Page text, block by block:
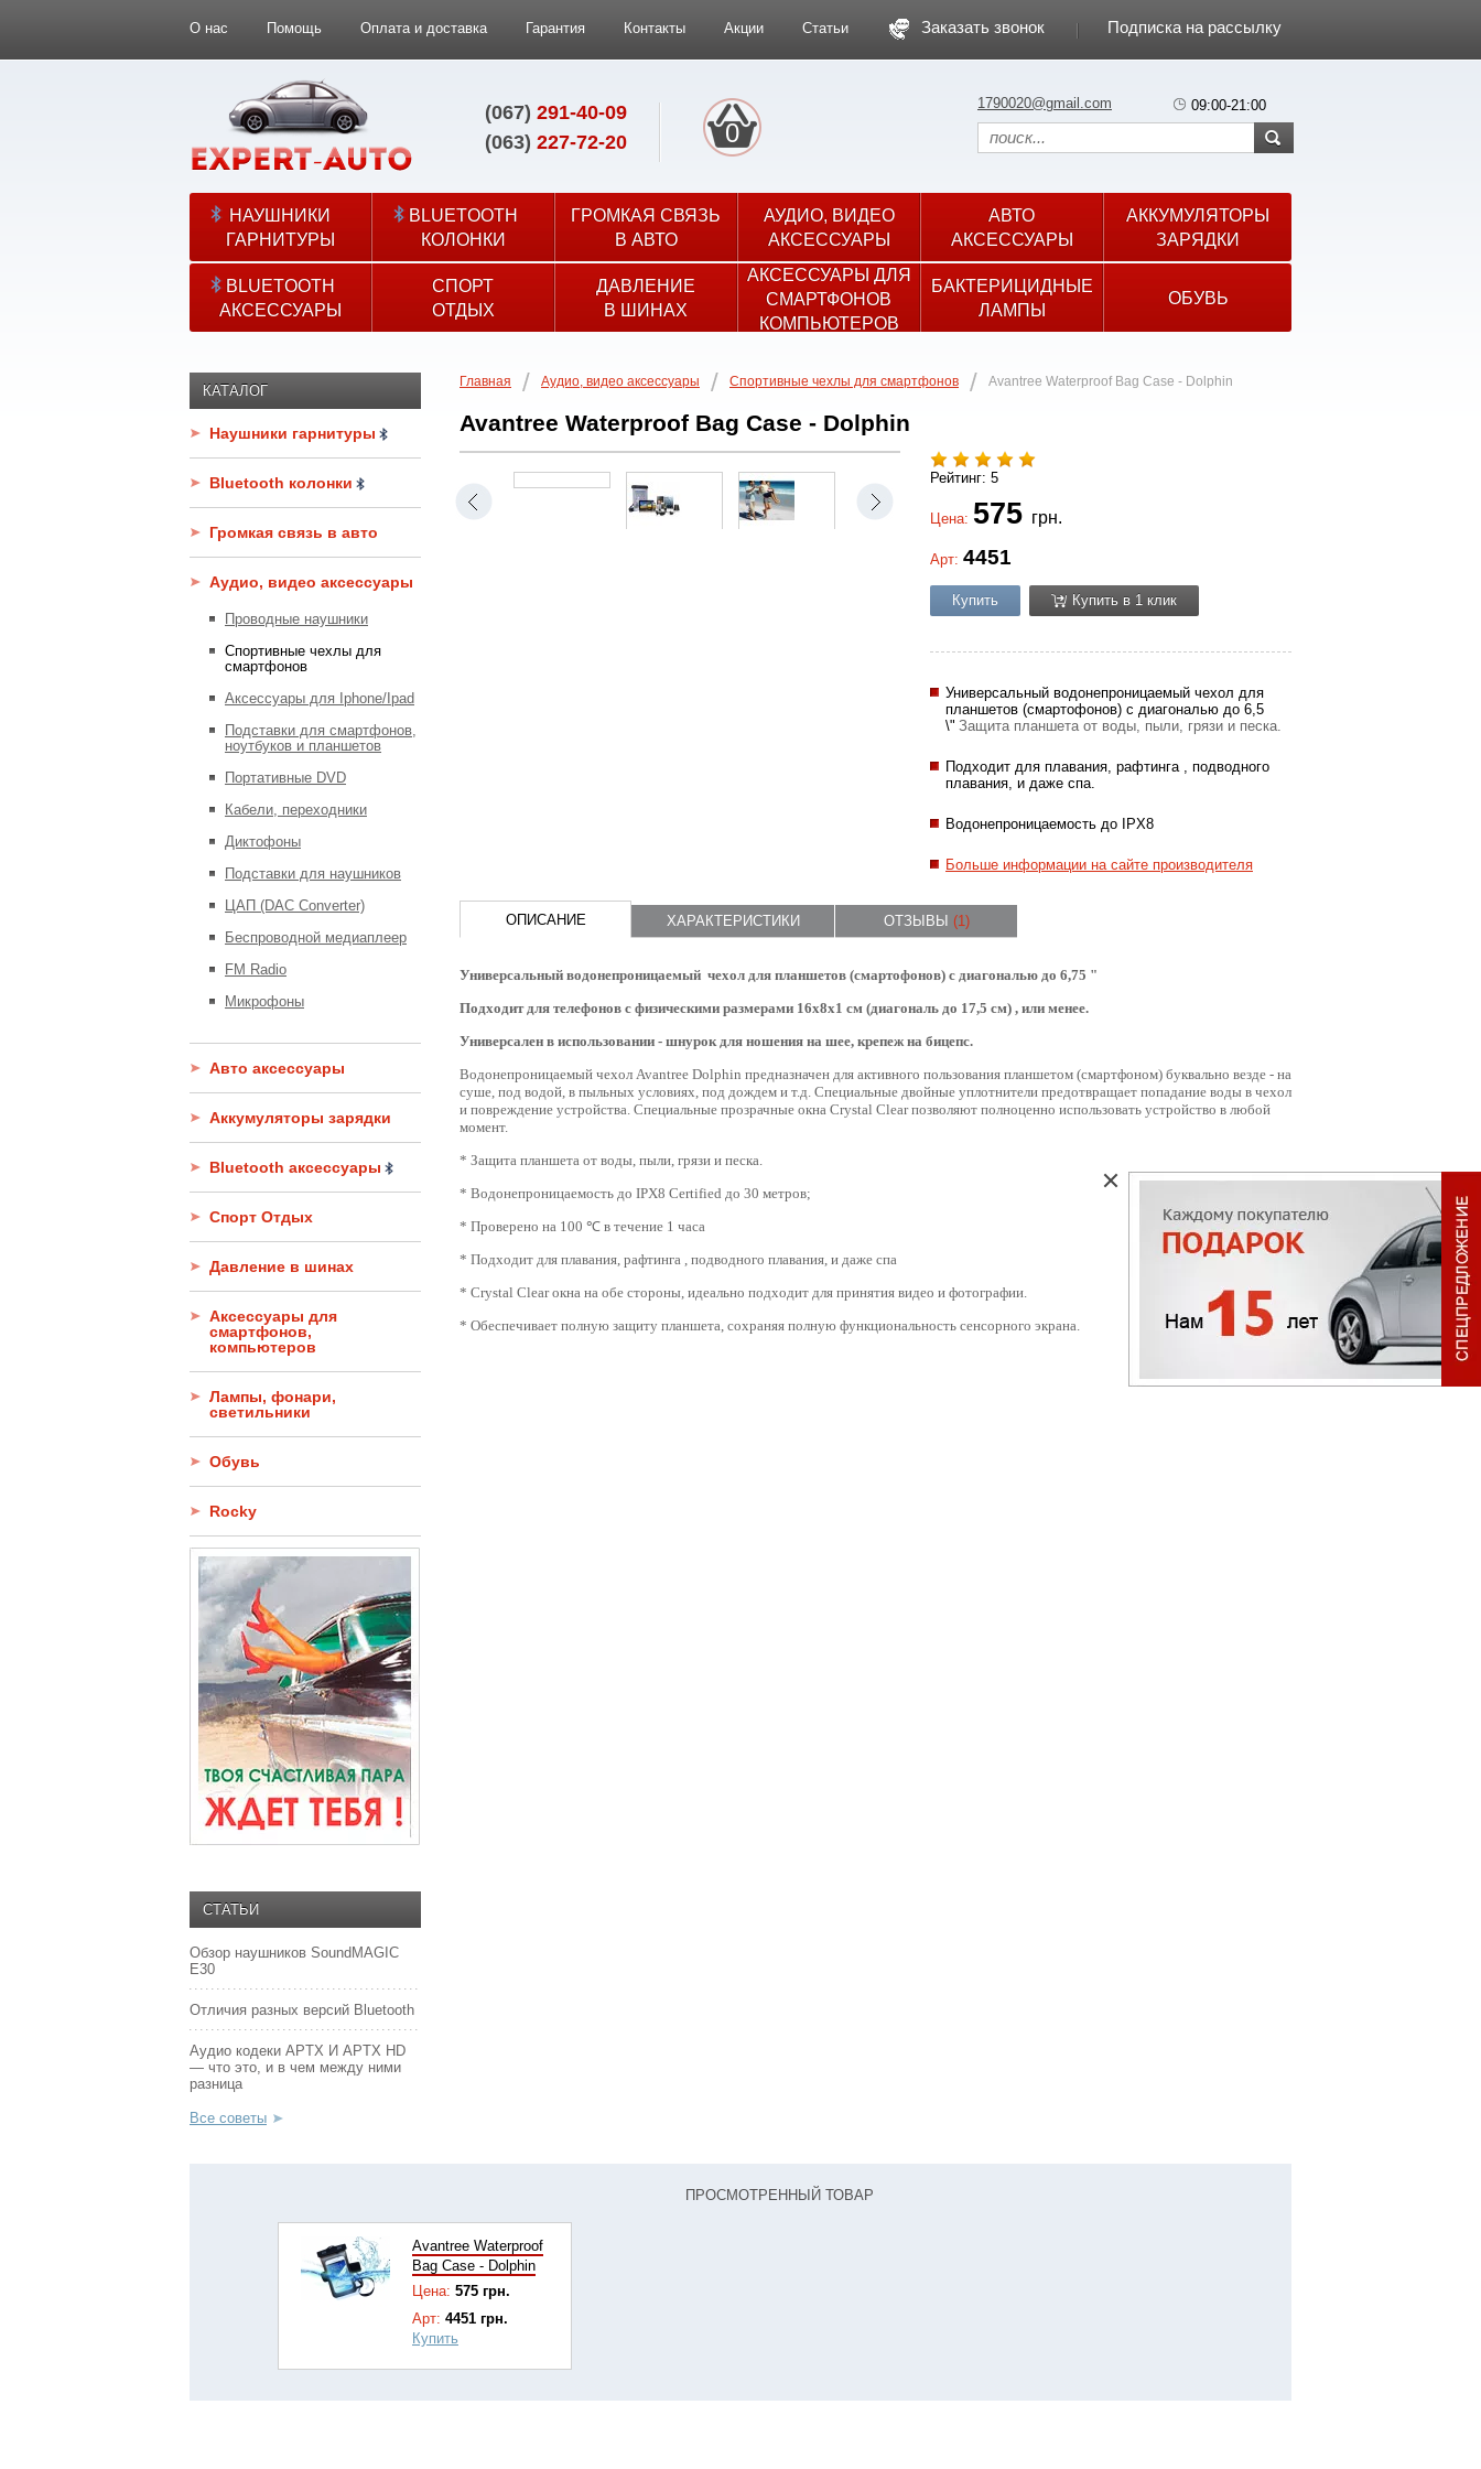
О нас Помощь Оплата и доставка Гарантия Контакты Акции Статьи Заказать звонок Подписка на рассылку
(067) 291-40-09
(063) 227-72-20 0
1790020@gmail.com 09:00-21:00
НАУШНИКИ
ГАРНИТУРЫ
BLUETOOTH
КОЛОНКИ
ГРОМКАЯ СВЯЗЬ
В АВТО
АУДИО, ВИДЕО
АКСЕССУАРЫ
АВТО
АКСЕССУАРЫ
АККУМУЛЯТОРЫ
ЗАРЯДКИ
BLUETOOTH
АКСЕССУАРЫ
СПОРТ
ОТДЫХ
ДАВЛЕНИЕ
В ШИНАХ
АКСЕССУАРЫ ДЛЯ
СМАРТФОНОВ
КОМПЬЮТЕРОВ
БАКТЕРИЦИДНЫЕ
ЛАМПЫ
ОБУВЬ
КАТАЛОГ
Наушники гарнитуры
Bluetooth колонки
Громкая связь в авто
Аудио, видео аксессуары
Проводные наушники
Спортивные чехлы для
смартфонов
Аксессуары для Iphone/Ipad
Подставки для смартфонов,
ноутбуков и планшетов
Портативные DVD
Кабели, переходники
Диктофоны
Подставки для наушников
ЦАП (DAC Converter)
Беспроводной медиаплеер
FM Radio
Микрофоны
Авто аксессуары
Аккумуляторы зарядки
Bluetooth аксессуары
Спорт Отдых
Давление в шинах
Аксессуары для
смартфонов,
компьютеров
Лампы, фонари,
светильники
Обувь
Rocky
СТАТЬИ
Обзор наушников SoundMAGIC
E30
Отличия разных версий Bluetooth
Аудио кодеки APTX И APTX HD
— что это, и в чем между ними
разница
Все советы
Главная Аудио, видео аксессуары Спортивные чехлы для смартфонов Avantree Waterproof Bag Case - Dolphin
Avantree Waterproof Bag Case - Dolphin
Рейтинг: 5
Цена: 575 грн.
Арт: 4451
Купить Купить в 1 клик
Универсальный водонепроницаемый чехол для
планшетов (смартофонов) с диагональю до 6,5
\" Защита планшета от воды, пыли, грязи и песка.
Подходит для плавания, рафтинга , подводного
плавания, и даже спа.
Водонепроницаемость до IPX8
Больше информации на сайте производителя
ОПИСАНИЕ ХАРАКТЕРИСТИКИ ОТЗЫВЫ (1)
Универсальный водонепроницаемый чехол для планшетов (смартофонов) с диагональю до 6,75 "
Подходит для телефонов с физическими размерами 16х8х1 см (диагональ до 17,5 см) , или менее.
Универсален в использовании - шнурок для ношения на шее, крепеж на бицепс.
Водонепроницаемый чехол Avantree Dolphin предназначен для активного пользования планшетом (смартфоном) буквально везде - на
суше, под водой, в пыльных условиях, под дождем и т.д. Специальные двойные уплотнители предотвращает попадание воды в чехол
и повреждение устройства. Специальные прозрачные окна Crystal Clear позволяют полноценно использовать устройство в любой
момент.
* Защита планшета от воды, пыли, грязи и песка.
* Водонепроницаемость до IPX8 Certified до 30 метров;
* Проверено на 100 ℃ в течение 1 часа
* Подходит для плавания, рафтинга , подводного плавания, и даже спа
* Crystal Clear окна на обе стороны, идеально подходит для принятия видео и фотографии.
* Обеспечивает полную защиту планшета, сохраняя полную функциональность сенсорного экрана.
ПРОСМОТРЕННЫЙ ТОВАР
Avantree Waterproof
Bag Case - Dolphin
Цена: 575 грн.
Арт: 4451 грн.
Купить